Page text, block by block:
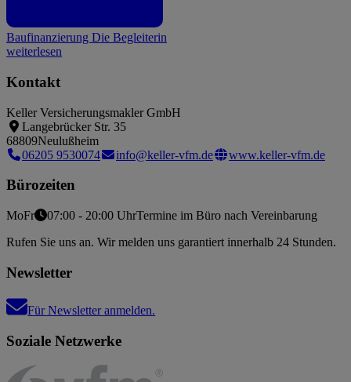
Baufinanzierung Die Begleiterin
weiterlesen
Kontakt
Keller Versicherungsmakler GmbH
Langebrücker Str. 35
68809Neulußheim
06205 9530074
info@keller-vfm.de www.keller-vfm.de
Bürozeiten
MoFr 07:00 - 20:00 UhrTermine im Büro nach Vereinbarung
Rufen Sie uns an. Wir melden uns garantiert innerhalb 24 Stunden.
Newsletter
Für Newsletter anmelden.
Soziale Netzwerke